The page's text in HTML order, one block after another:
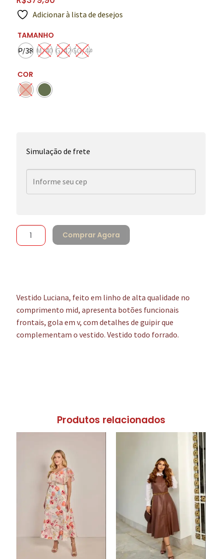
Adicionar à lista de desejos
TAMANHO
P/38 M/40 G/42GG/44
COR
Simulação de frete
Comprar Agora
Vestido Luciana, feito em linho de alta qualidade no
comprimento mid, apresenta botões funcionais
frontais, gola em v, com detalhes de guipir que
complementam o vestido. Vestido todo forrado.
Produtos relacionados